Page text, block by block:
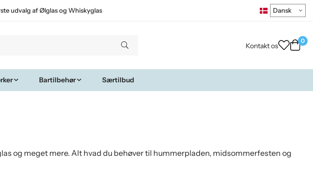
udvalg af Ølglas og Whiskyglas
Kontakt os
0
Bartilbehør Særtilbud
og meget mere. Alt hvad du behøver til hummerpladen, midsommerfesten og